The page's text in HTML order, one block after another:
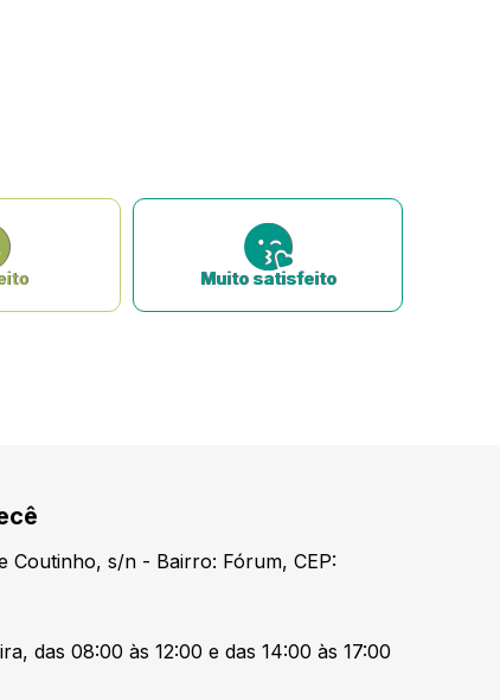
Muito satisfeito
Coutinho, s/n - Bairro: Fórum, CEP:
das 08:00 às 12:00 e das 14:00 às 17:00